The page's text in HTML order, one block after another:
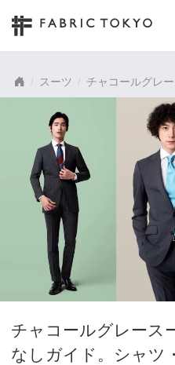
スーツ チャコールグレ
チャコールグレース
なしガイド。シャツ